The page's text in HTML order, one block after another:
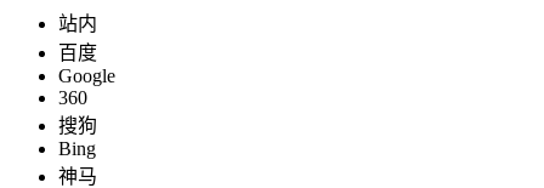
站内
百度
Google
360
搜狗
Bing
神马